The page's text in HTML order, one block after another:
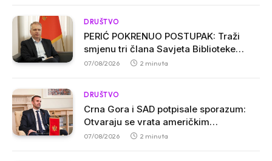
DRUŠTVO
PERIĆ POKRENUO POSTUPAK: Traži
smjenu tri člana Savjeta Biblioteke
„Radosav Ljumović“ zbog inicijative o
07/08/2026 2 minuta
DRUŠTVO
Crna Gora i SAD potpisale sporazum:
Otvaraju se vrata američkim
investicijama i tehnologijama
07/08/2026 2 minuta